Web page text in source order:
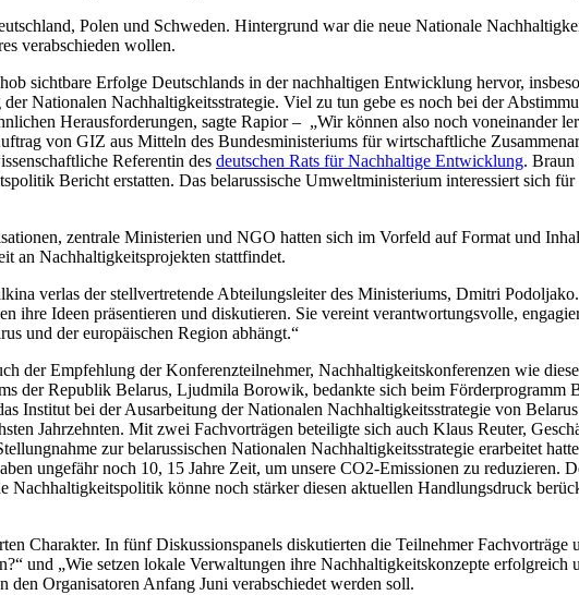
Polen und Schweden. Hintergrund war die neue Nationale
verabschieden wollen.
sichtbare Erfolge Deutschlands in der nachhaltigen Entwicklung hervor,
Nationalen Nachhaltigkeitsstrategie. Viel zu tun gebe es noch bei der
Herausforderungen, sagte Rapior – „Wir können also noch voneinander
von GIZ aus Mitteln des Bundesministeriums für wirtschaftliche
Referentin des deutschen Rats für Nachhaltige Entwicklung. Braun
Bericht erstatten. Das belarussische Umweltministerium interessiert sich
zentrale Ministerien und NGO hatten sich im Vorfeld auf Format und
an Nachhaltigkeitsprojekten stattfindet.
verlas der stellvertretende Abteilungsleiter des Ministeriums, Dmitri
ihre Ideen präsentieren und diskutieren. Sie vereint verantwortungsvolle,
und der europäischen Region abhängt.“
der Empfehlung der Konferenzteilnehmer, Nachhaltigkeitskonferenzen wie
der Republik Belarus, Ljudmila Borowik, bedankte sich beim Förderprogramm
Institut bei der Ausarbeitung der Nationalen Nachhaltigkeitsstrategie von
Jahrzehnten. Mit zwei Fachvorträgen beteiligte sich auch Klaus Reuter,
zur belarussischen Nationalen Nachhaltigkeitsstrategie erarbeitet
ungefähr noch 10, 15 Jahre Zeit, um unsere CO2-Emissionen zu
Nachhaltigkeitspolitik könne noch stärker diesen aktuellen Handlungsdruck
Charakter. In fünf Diskussionspanels diskutierten die Teilnehmer
und „Wie setzen lokale Verwaltungen ihre Nachhaltigkeitskonzepte erfolgreich
Organisatoren Anfang Juni verabschiedet werden soll.